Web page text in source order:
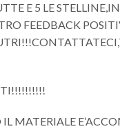
E 5 LE
FEEDBACK
MATERIALE